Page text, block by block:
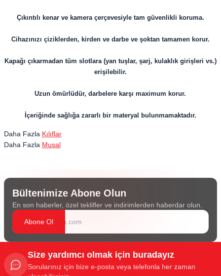
Çıkıntılı kenar ve kamera çerçevesiyle tam güvenlikli koruma.
Cihazınızı çiziklerden, kirden ve darbe ve şoktan tamamen korur.
Kapağı çıkarmadan tüm slotlara (yan tuşlar, şarj, kulaklık girişleri vs.)
erişilebilir.
Uzun ömürlüdür, darbelere karşı maximum korur.
İçeriğinde sağlığa zararlı bir materyal bulunmamaktadır.
Daha Fazla Kılıflar
Daha Fazla Musal
Bültenimize Abone Olun
En son haberler, özel teklifler ve indirimlerden haberdar olun.
Abone Ol
Size yardımcı olmak için buradayız
Sorularınız için bize e-posta veya telefonla her zaman